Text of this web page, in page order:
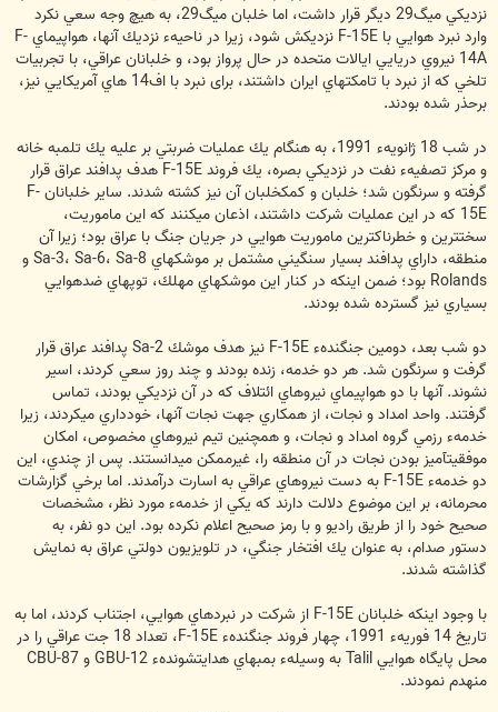
نزديكي ميگ29 ديگر قرار داشت، اما خلبان ميگ29، به هيچ وجه سعي نكرد
وارد نبرد هوايي با F-15E نزديكش شود، زيرا در ناحيهء نزديك آنها، هواپيماي F-
14A نيروي دريايي ايالات متحده در حال پرواز بود، و خلبانان عراقي، با تجربيات
تلخي كه از نبرد با تامكتهاي ايران داشتند، برای نبرد با اف14 هاي آمريكايي نيز،
برحذر شده بودند.
در شب 18 ژانويهء 1991، به هنگام يك عمليات ضربتي بر عليه يك تلمبه خانه
و مرکز تصفیهء نفت در نزديكي بصره، يك فروند F-15E هدف پدافند عراق قرار
گرفته و سرنگون شد؛ خلبان و كمك‏خلبان آن نيز كشته شدند. ساير خلبانان F-
15E كه در اين عمليات شركت داشتند، اذعان مي‏كنند كه اين ماموريت،
سخت‏ترين و خطرناك‏ترين ماموريت هوايي در جريان جنگ با عراق بود؛ زيرا آن
منطقه، داراي پدافند بسيار سنگيني مشتمل بر موشكهاي Sa-3، Sa-6، Sa-8 و
Rolands بود؛ ضمن اينكه در كنار اين موشكهاي مهلك، توپهاي ضدهوايي
بسياري نيز گسترده شده بودند.
دو شب بعد، دومين جنگندهء F-15E نيز هدف موشك Sa-2 پدافند عراق قرار
گرفت و سرنگون شد. هر دو خدمه، زنده بودند و چند روز سعي كردند، اسير
نشوند. آنها با دو هواپيماي نيروهاي ائتلاف كه در آن نزديكي بودند، تماس
گرفتند. واحد امداد و نجات، از همكاري جهت نجات آنها، خودداري مي‏كردند، زيرا
خدمهء رزمي گروه امداد و نجات، و همچنين تيم نيروهاي مخصوص، امكان
موفقيت‏آميز بودن نجات در آن منطقه را، غيرممكن مي‏دانستند. پس از چندي، اين
دو خدمهء F-15E به دست نيروهاي عراقي به اسارت درآمدند. اما برخي گزارشات
محرمانه، بر اين موضوع دلالت دارند كه يكي از خدمهء مورد نظر، مشخصات
صحيح خود را از طريق راديو و با رمز صحيح اعلام نكرده بود. اين دو نفر، به
دستور صدام، به عنوان يك افتخار جنگي، در تلويزيون دولتي عراق به نمايش
گذاشته شدند.
با وجود اينكه خلبانان F-15E از شركت در نبردهاي هوايي، اجتناب كردند، اما به
تاريخ 14 فوريهء 1991، چهار فروند جنگندهء F-15E، تعداد 18 جت عراقي را در
محل پايگاه هوايي Talil به وسيلهء بمب‏هاي هدايت‏شوندهء GBU-12 و CBU-87
منهدم نمودند.